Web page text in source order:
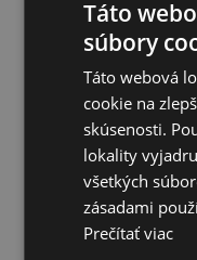
Táto
súbory
Táto webová
cookie na
skúsenosti.
lokality
všetkých
zásadami
Prečítať viac